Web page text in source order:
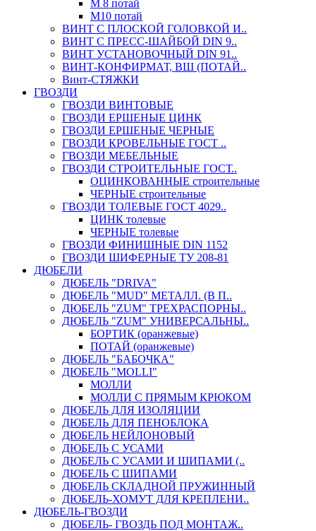
М 8 потай
М10 потай
ВИНТ С ПЛОСКОЙ ГОЛОВКОЙ И..
ВИНТ С ПРЕСС-ШАЙБОЙ DIN 9..
ВИНТ УСТАНОВОЧНЫЙ DIN 91..
ВИНТ-КОНФИРМАТ, ВШ (ПОТАЙ..
Винт-СТЯЖКИ
ГВОЗДИ
ГВОЗДИ ВИНТОВЫЕ
ГВОЗДИ ЕРШЕНЫЕ ЦИНК
ГВОЗДИ ЕРШЕНЫЕ ЧЕРНЫЕ
ГВОЗДИ КРОВЕЛЬНЫЕ ГОСТ ..
ГВОЗДИ МЕБЕЛЬНЫЕ
ГВОЗДИ СТРОИТЕЛЬНЫЕ ГОСТ..
ОЦИНКОВАННЫЕ строительные
ЧЕРНЫЕ строительные
ГВОЗДИ ТОЛЕВЫЕ ГОСТ 4029..
ЦИНК толевые
ЧЕРНЫЕ толевые
ГВОЗДИ ФИНИШНЫЕ DIN 1152
ГВОЗДИ ШИФЕРНЫЕ ТУ 208-81
ДЮБЕЛИ
ДЮБЕЛЬ "DRIVA"
ДЮБЕЛЬ "MUD" МЕТАЛЛ. (В П..
ДЮБЕЛЬ "ZUM" ТРЕХРАСПОРНЫ..
ДЮБЕЛЬ "ZUM" УНИВЕРСАЛЬНЫ..
БОРТИК (оранжевые)
ПОТАЙ (оранжевые)
ДЮБЕЛЬ "БАБОЧКА"
ДЮБЕЛЬ "МOLLI"
МОЛЛИ
МОЛЛИ С ПРЯМЫМ КРЮКОМ
ДЮБЕЛЬ ДЛЯ ИЗОЛЯЦИИ
ДЮБЕЛЬ ДЛЯ ПЕНОБЛОКА
ДЮБЕЛЬ НЕЙЛОНОВЫЙ
ДЮБЕЛЬ С УСАМИ
ДЮБЕЛЬ С УСАМИ И ШИПАМИ (..
ДЮБЕЛЬ С ШИПАМИ
ДЮБЕЛЬ СКЛАДНОЙ ПРУЖИННЫЙ
ДЮБЕЛЬ-ХОМУТ ДЛЯ КРЕПЛЕНИ..
ДЮБЕЛЬ-ГВОЗДИ
ДЮБЕЛЬ- ГВОЗДЬ ПОД МОНТАЖ..